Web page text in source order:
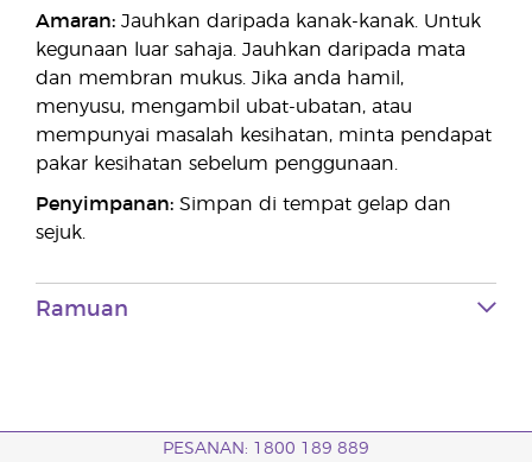
Amaran: Jauhkan daripada kanak-kanak. Untuk
kegunaan luar sahaja. Jauhkan daripada mata
dan membran mukus. Jika anda hamil,
menyusu, mengambil ubat-ubatan, atau
mempunyai masalah kesihatan, minta pendapat
pakar kesihatan sebelum penggunaan.
Penyimpanan: Simpan di tempat gelap dan
sejuk.
Ramuan
PESANAN: 1800 189 889